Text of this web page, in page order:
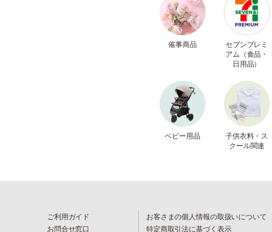
催事商品
セブンプレミ
アム（食品・
日用品）
ベビー用品
子供衣料・ス
クール関連
ご利用ガイド
お問合せ窓口
お客さまの個人情報の取扱いについて
特定商取引法に基づく表示